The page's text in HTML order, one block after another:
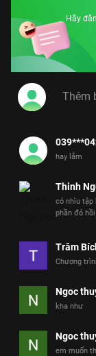
Hãy
hay lắm
Thinh
có nhìu tập
phần đó
Trâm
Chương
Ngoc
kha như
Ngoc
em muốn